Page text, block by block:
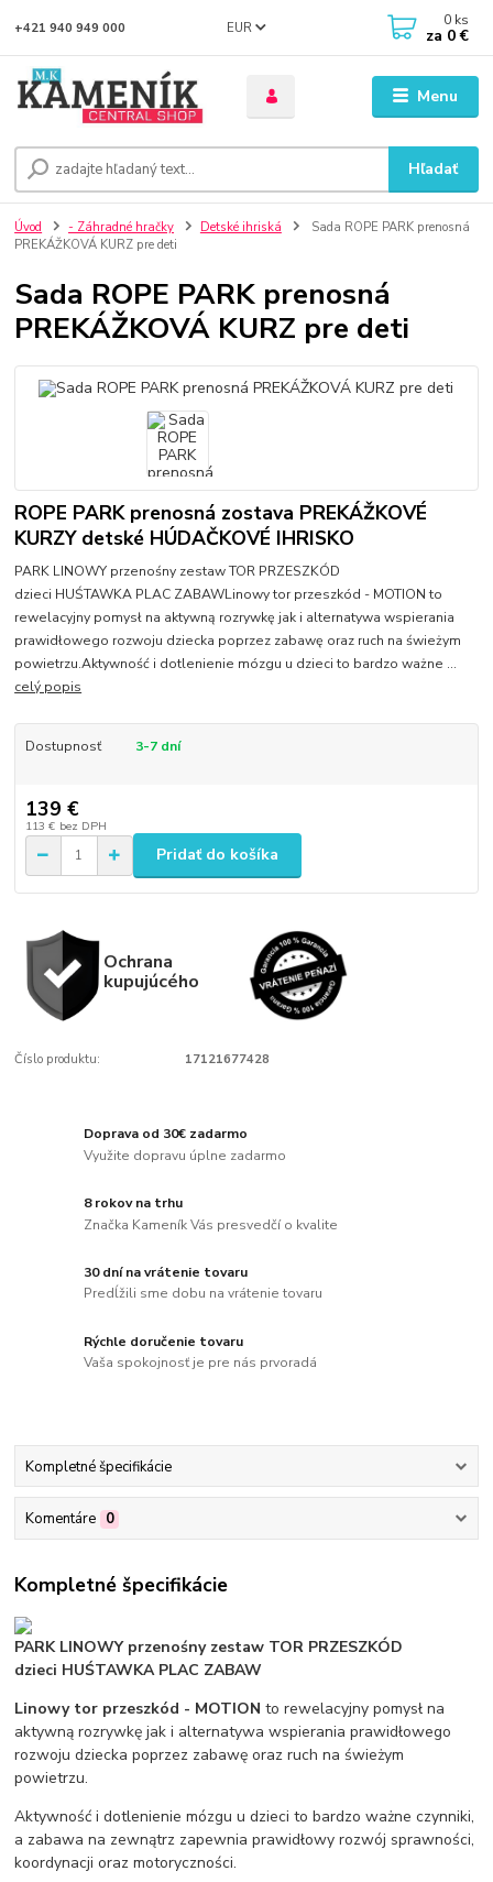
Menu
EUR
Hľadať
+421 940 949 000 0 ks
za 0 €
Úvod - Záhradné hračky Detské ihriská
Sada ROPE PARK prenosná
PREKÁŽKOVÁ KURZ pre deti
Sada ROPE PARK prenosná
PREKÁŽKOVÁ KURZ pre deti
ROPE PARK prenosná zostava PREKÁŽKOVÉ
KURZY detské HÚDAČKOVÉ IHRISKO
PARK LINOWY przenośny zestaw TOR PRZESZKÓD
dzieci HUŚTAWKA PLAC ZABAWLinowy tor przeszkód - MOTION to
rewelacyjny pomysł na aktywną rozrywkę jak i alternatywa wspierania
prawidłowego rozwoju dziecka poprzez zabawę oraz ruch na świeżym
powietrzu.Aktywność i dotlenienie mózgu u dzieci to bardzo ważne ...
celý popis
Dostupnosť 3-7 dní
139 €
113 € bez DPH
Pridať do košíka
Ochrana
kupujúcého
Číslo produktu: 17121677428
Doprava od 30€ zadarmo
Využite dopravu úplne zadarmo
8 rokov na trhu
Značka Kameník Vás presvedčí o kvalite
30 dní na vrátenie tovaru
Predĺžili sme dobu na vrátenie tovaru
Rýchle doručenie tovaru
Vaša spokojnosť je pre nás prvoradá
Kompletné špecifikácie
Komentáre 0
Kompletné špecifikácie
PARK LINOWY przenośny zestaw TOR PRZESZKÓD
dzieci HUŚTAWKA PLAC ZABAW
Linowy tor przeszkód - MOTION to rewelacyjny pomysł na
aktywną rozrywkę jak i alternatywa wspierania prawidłowego
rozwoju dziecka poprzez zabawę oraz ruch na świeżym
powietrzu.
Aktywność i dotlenienie mózgu u dzieci to bardzo ważne czynniki,
a zabawa na zewnątrz zapewnia prawidłowy rozwój sprawności,
koordynacji oraz motoryczności.